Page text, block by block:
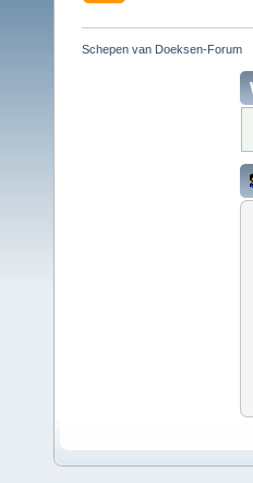
Schepen van Doeksen-Forum